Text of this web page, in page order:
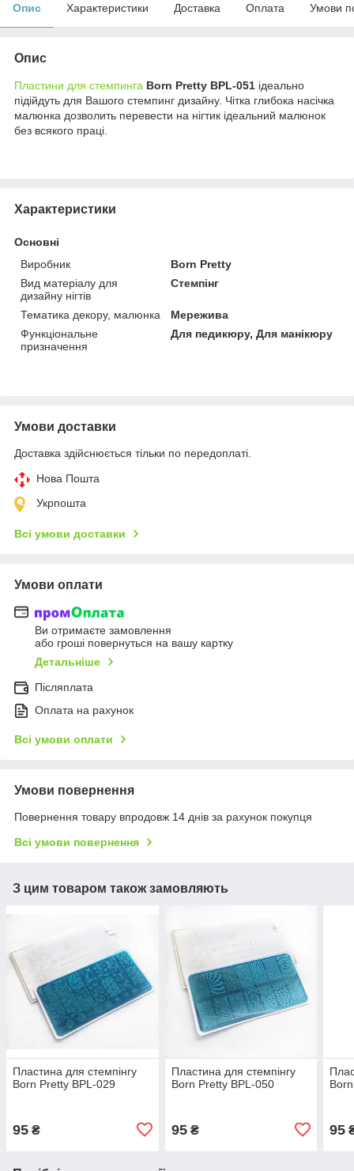
Опис Характеристики Доставка Оплата Умови
Опис
Пластини для стемпинга Born Pretty BPL-051 ідеально
підійдуть для Вашого стемпинг дизайну. Чітка глибока насічка
малюнка дозволить перевести на нігтик ідеальний малюнок
без всякого праці.
Характеристики
Основні
Виробник
Born Pretty
Вид матеріалу для
дизайну нігтів
Стемпінг
Тематика декору, малюнка
Мережива
Функціональне
призначення
Для педикюру, Для манікюру
Умови доставки
Доставка здійснюється тільки по передоплаті.
Нова Пошта
Укрпошта
Всі умови доставки
Умови оплати
Ви отримаєте замовлення
або гроші повернуться на вашу картку
Детальніше
Післяплата
Оплата на рахунок
Всі умови оплати
Умови повернення
Повернення товару впродовж 14 днів за рахунок покупця
Всі умови повернення
З цим товаром також замовляють
Пластина для стемпінгу
Born Pretty BPL-029
95 ₴
Пластина для стемпінгу
Born Pretty BPL-050
95₴ 95